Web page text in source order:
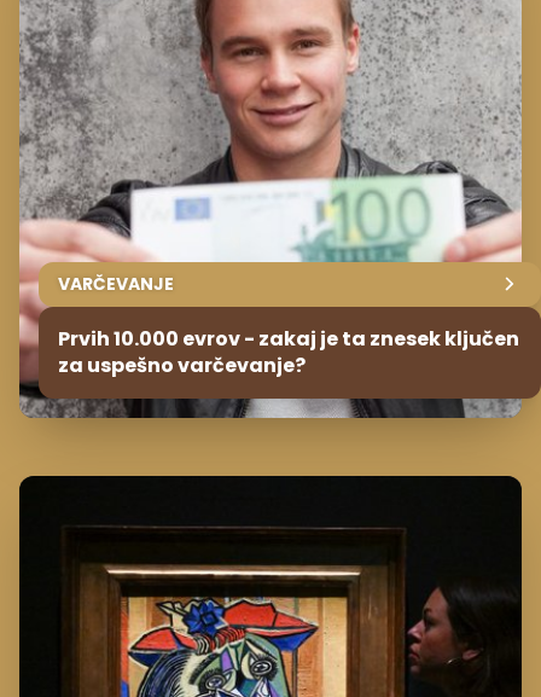
VARČEVANJE
Prvih 10.000 evrov - zakaj je ta znesek ključen
za uspešno varčevanje?